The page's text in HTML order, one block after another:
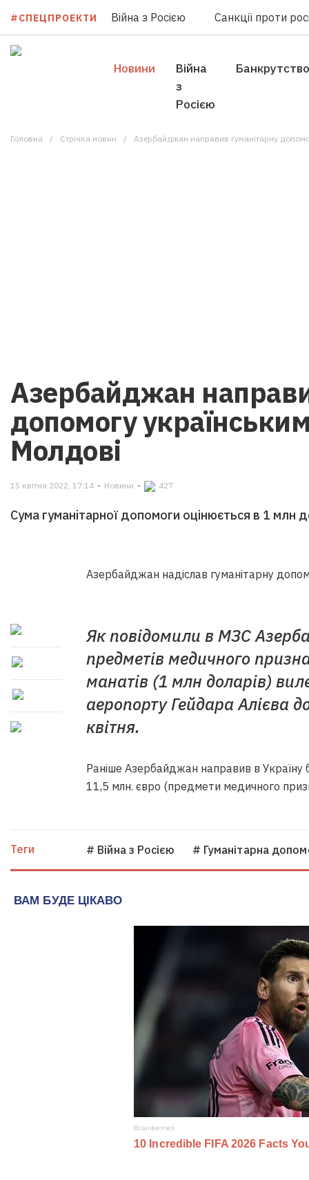
#СПЕЦПРОЕКТИ Війна з Росією Санкції проти
Новини
Війна
з
Росією
Банкрутство
Головна Стрічка новин Азербайджан направив гуманітарну
Азербайджан
допомогу
Молдові
15 квітня 2022, 17:14 • Новини • 427
Сума гуманітарної допомоги оцінюється в 1 млн
Азербайджан надіслав гуманітарну
Як повідомили в МЗС
предметів медичного
манатів (1 млн доларів)
аеропорту Гейдара Алієва
квітня.
Раніше Азербайджан направив в Україну
11,5 млн. євро (предмети медичного
Теги # Війна з Росією # Гуманітарна